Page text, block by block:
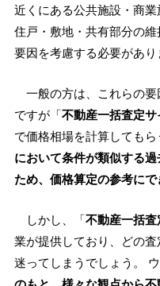
近くにある公共施設・商業
住戸・敷地・共有部分の
要因を考慮する必要があり
一般の方は、これらの
ですが「不動産一括査定サ
で価格相場を計算してもら
において条件が類似する
ため、価格算定の参考に
しかし、「不動産一括査
業が提供しており、どの
迷ってしまうでしょう。 ウ